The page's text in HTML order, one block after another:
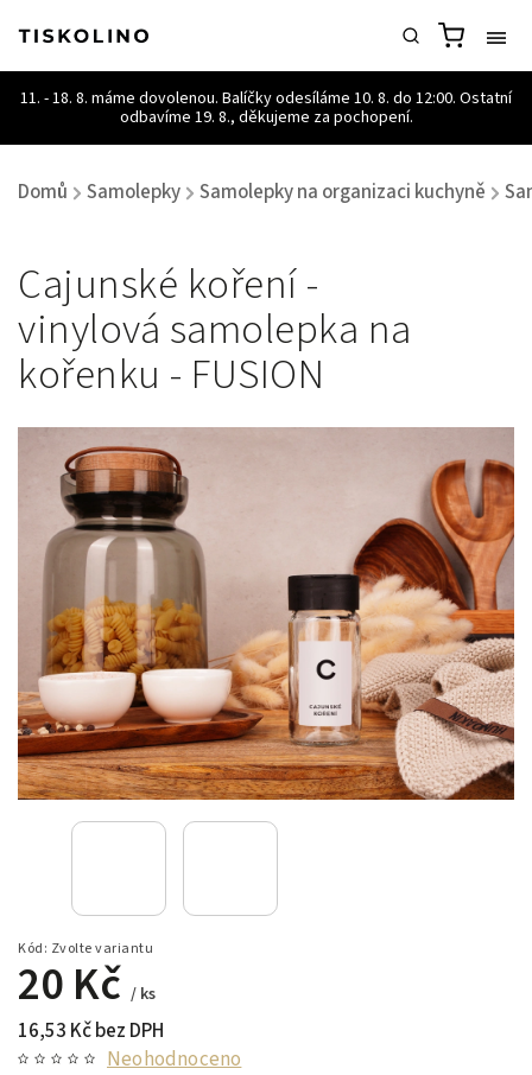
Domů / Samolepky / Samolepky na organizaci kuchyně /
Cajunské koření -
vinylová samolepka na
kořenku - FUSION
Kód: Zvolte variantu
20 Kč / ks
16,53 Kč bez DPH
Neohodnoceno